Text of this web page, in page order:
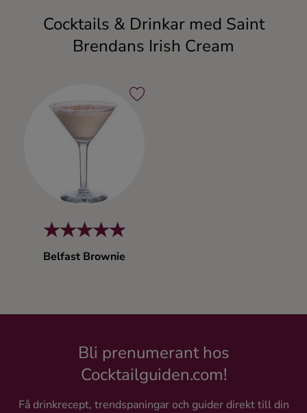
Cocktails
Kaffe
Likör
Rom
Tequila
Cocktails & Drinkar med Saint
Brendans Irish Cream
Belfast Brownie
Bli prenumerant hos
Cocktailguiden.com!
Få drinkrecept, trendspaningar och guider direkt till din